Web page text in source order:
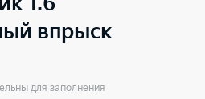
впрыск
для заполнения